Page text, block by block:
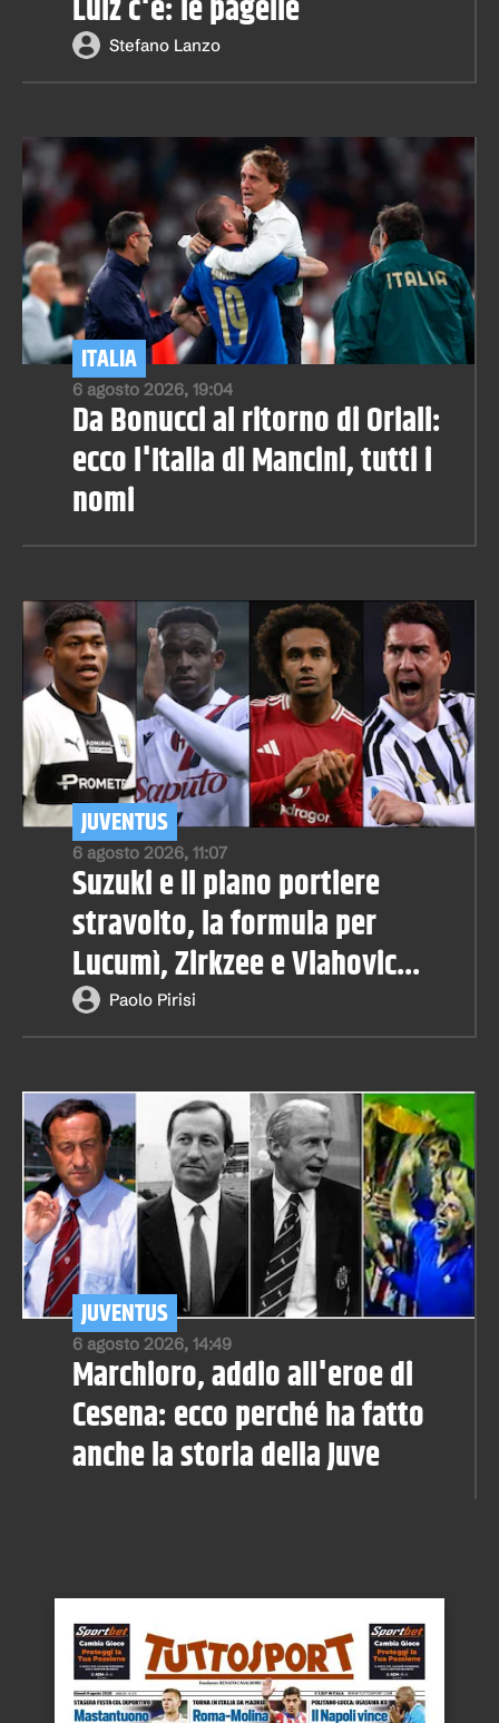
Luiz c'è: le pagelle
Stefano Lanzo
6 agosto 2026, 19:04
ITALIA
Da Bonucci al ritorno di Oriali:
ecco l'Italia di Mancini, tutti i
nomi
6 agosto 2026, 11:07
JUVENTUS
Suzuki e il piano portiere
stravolto, la formula per
Lucumì, Zirkzee e Vlahovic...
Paolo Pirisi
6 agosto 2026, 14:49
JUVENTUS
Marchioro, addio all'eroe di
Cesena: ecco perché ha fatto
anche la storia della Juve